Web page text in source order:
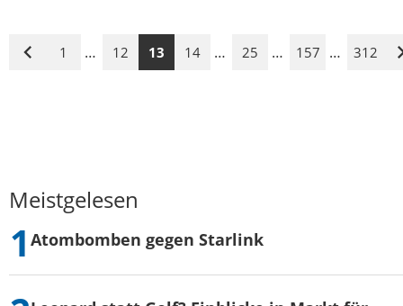
Vorige
1 … 12 13 14 … 25 … 157 … 312
Meistgelesen
Atombomben gegen Starlink